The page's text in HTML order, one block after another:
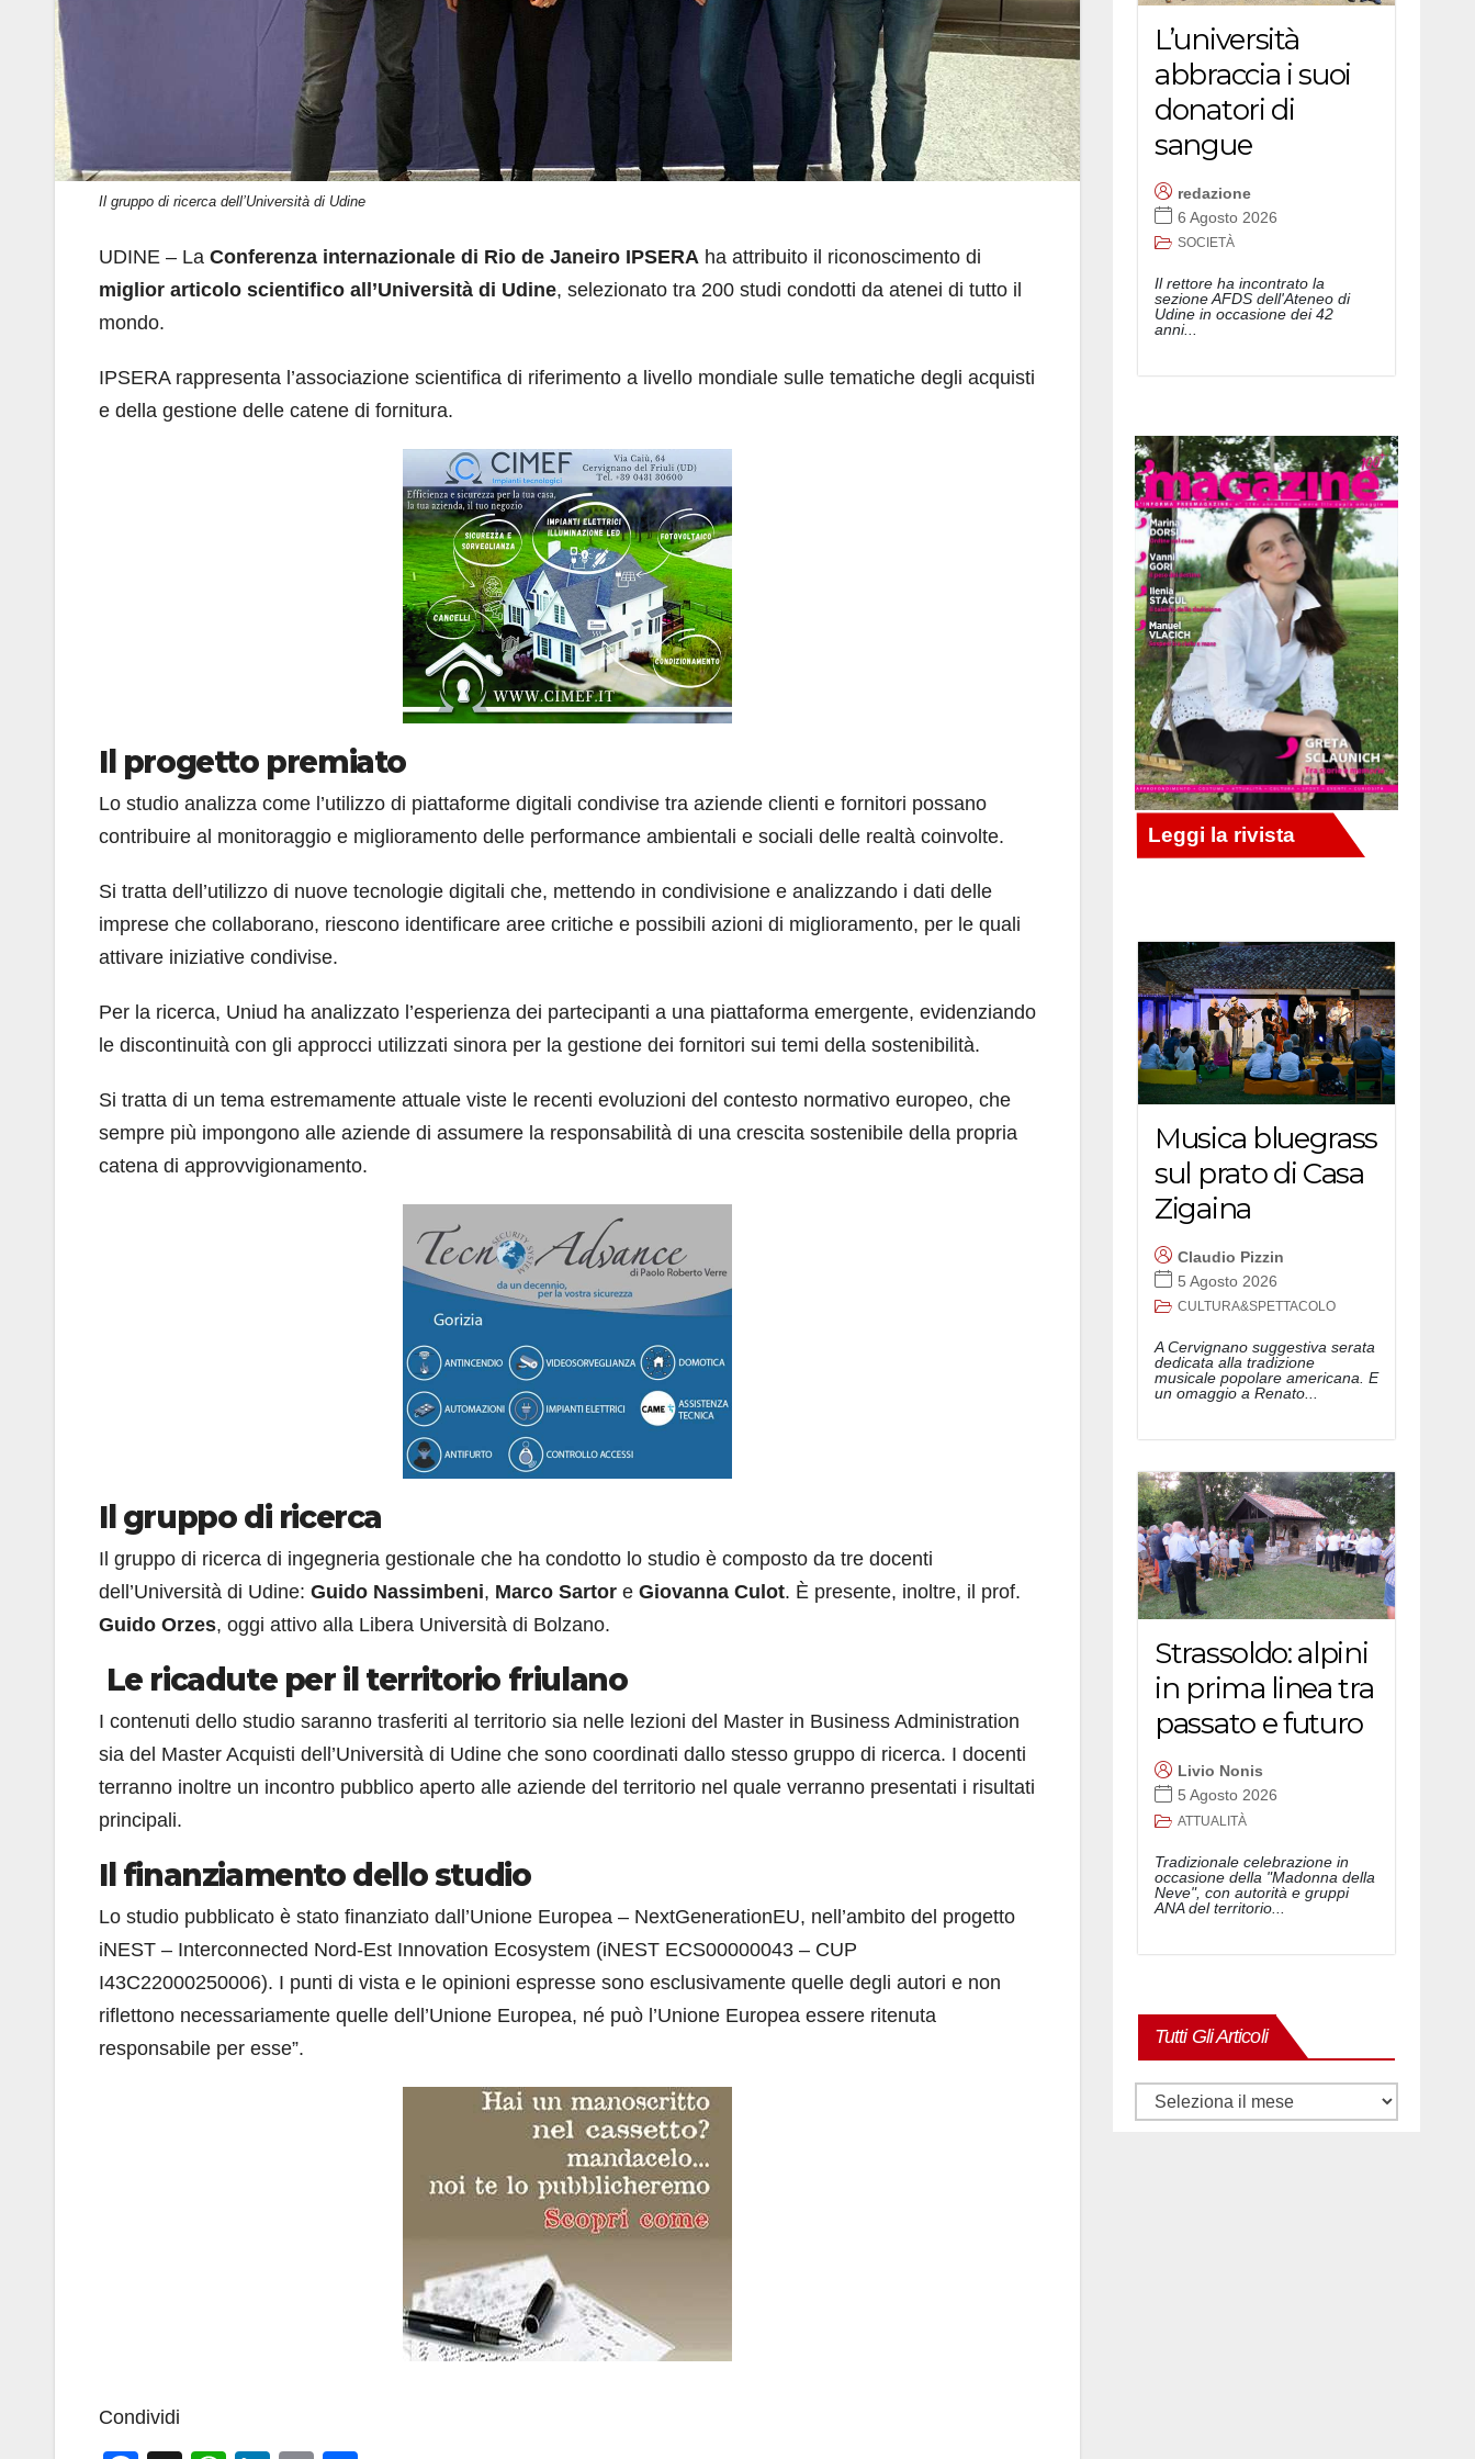
Il gruppo di ricerca dell’Università di Udine
UDINE – La Conferenza internazionale di Rio de Janeiro IPSERA ha attribuito il riconoscimento di
miglior articolo scientifico all’Università di Udine, selezionato tra 200 studi condotti da atenei di tutto il
mondo.
IPSERA rappresenta l’associazione scientifica di riferimento a livello mondiale sulle tematiche degli acquisti
e della gestione delle catene di fornitura.
Il progetto premiato
Lo studio analizza come l’utilizzo di piattaforme digitali condivise tra aziende clienti e fornitori possano
contribuire al monitoraggio e miglioramento delle performance ambientali e sociali delle realtà coinvolte.
Si tratta dell’utilizzo di nuove tecnologie digitali che, mettendo in condivisione e analizzando i dati delle
imprese che collaborano, riescono identificare aree critiche e possibili azioni di miglioramento, per le quali
attivare iniziative condivise.
Per la ricerca, Uniud ha analizzato l’esperienza dei partecipanti a una piattaforma emergente, evidenziando
le discontinuità con gli approcci utilizzati sinora per la gestione dei fornitori sui temi della sostenibilità.
Si tratta di un tema estremamente attuale viste le recenti evoluzioni del contesto normativo europeo, che
sempre più impongono alle aziende di assumere la responsabilità di una crescita sostenibile della propria
catena di approvvigionamento.
Il gruppo di ricerca
Il gruppo di ricerca di ingegneria gestionale che ha condotto lo studio è composto da tre docenti
dell’Università di Udine: Guido Nassimbeni, Marco Sartor e Giovanna Culot. È presente, inoltre, il prof.
Guido Orzes, oggi attivo alla Libera Università di Bolzano.
Le ricadute per il territorio friulano
I contenuti dello studio saranno trasferiti al territorio sia nelle lezioni del Master in Business Administration
sia del Master Acquisti dell’Università di Udine che sono coordinati dallo stesso gruppo di ricerca. I docenti
terranno inoltre un incontro pubblico aperto alle aziende del territorio nel quale verranno presentati i risultati
principali.
Il finanziamento dello studio
Lo studio pubblicato è stato finanziato dall’Unione Europea – NextGenerationEU, nell’ambito del progetto
iNEST – Interconnected Nord-Est Innovation Ecosystem (iNEST ECS00000043 – CUP
I43C22000250006). I punti di vista e le opinioni espresse sono esclusivamente quelle degli autori e non
riflettono necessariamente quelle dell’Unione Europea, né può l’Unione Europea essere ritenuta
responsabile per esse”.
Condividi
L’università
abbraccia i suoi
donatori di
sangue
redazione
6 Agosto 2026
SOCIETÀ
Il rettore ha incontrato la
sezione AFDS dell'Ateneo di
Udine in occasione dei 42
anni...
Musica bluegrass
sul prato di Casa
Zigaina
Claudio Pizzin
5 Agosto 2026
CULTURA&SPETTACOLO
A Cervignano suggestiva serata
dedicata alla tradizione
musicale popolare americana. E
un omaggio a Renato...
Strassoldo: alpini
in prima linea tra
passato e futuro
Livio Nonis
5 Agosto 2026
ATTUALITÀ
Tradizionale celebrazione in
occasione della "Madonna della
Neve", con autorità e gruppi
ANA del territorio...
Tutti Gli Articoli
Tutti